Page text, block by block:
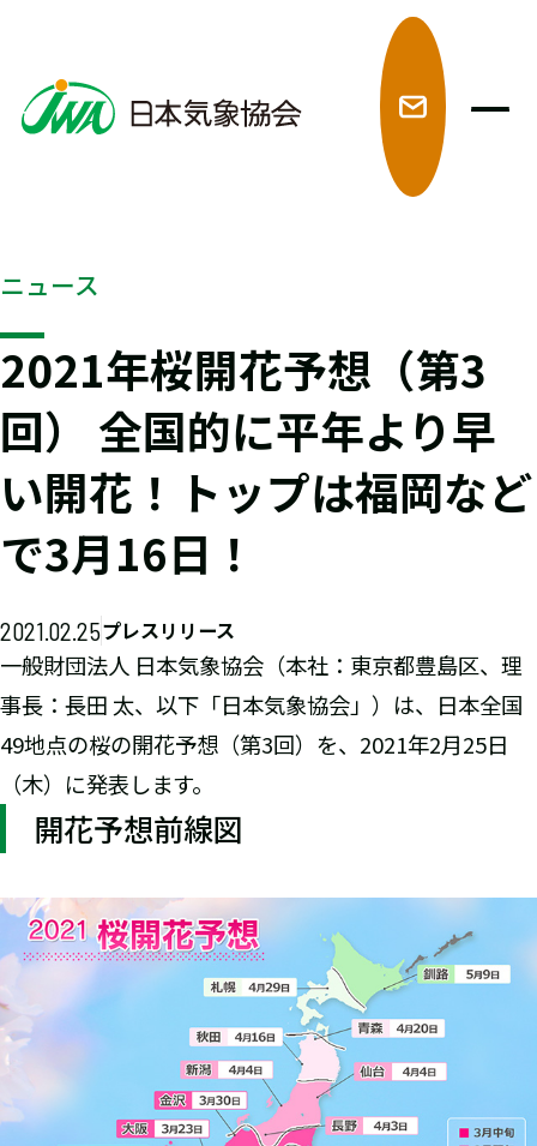
ニュース
2021年桜開花予想（第3
回） 全国的に平年より早
い開花！トップは福岡など
で3月16日！
2021.02.25プレスリリース
一般財団法人 日本気象協会（本社：東京都豊島区、理
事長：長田 太、以下「日本気象協会」）は、日本全国
49地点の桜の開花予想（第3回）を、2021年2月25日
（木）に発表します。
開花予想前線図